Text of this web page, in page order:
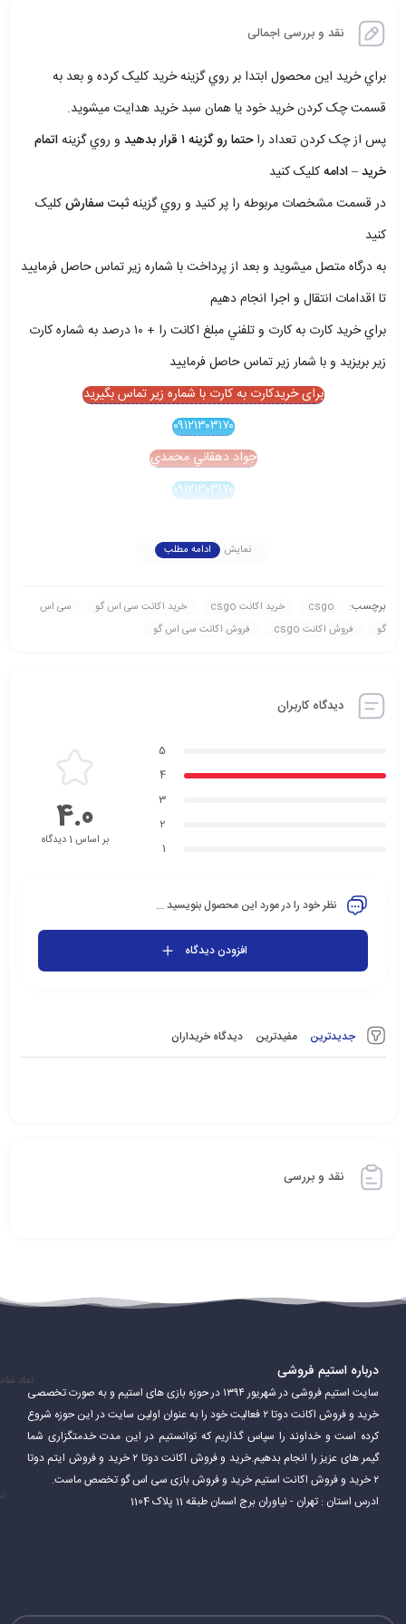
نقد و بررسی اجمالی
براي خريد اين محصول ابتدا بر روي گزينه خريد کليک کرده و بعد به
قسمت چک کردن خريد خود يا همان سبد خريد هدايت ميشويد.
پس از چک کردن تعداد راحتما رو گزينه ۱ قرار بدهيد و روي گزينهاتمام
خريد – ادامهکليک کنيد
در قسمت مشخصات مربوطه را پر کنيد و روي گزينهثبت سفارشکليک
کنيد
به درگاه متصل ميشويد و بعد از پرداخت با شماره زير تماس حاصل فرماييد
تا اقدامات انتقال و اجرا انجام دهيم
براي خريد کارت به کارت و تلفني مبلغ اکانت را + ۱۰ درصد به شماره کارت
زير بريزيد و با شمار زير تماس حاصل فرماييد
برای خریدکارت به کارت با شماره زیر تماس بگیرید
۰۹۱۲۱۳۰۳۱۷۰
جواد دهقاني محمدي
۰۹۱۲۱۳۰۳۱۷۰
نمایش ادامه مطلب
برچسب: csgo خرید اکانت csgo خرید اکانت سی اس گو
سی اس
گو
فروش اکانت csgo فروش اکانت سی اس گو
دیدگاه کاربران
جدیدترین مفیدترین دیدگاه خریداران
5
4
3
2
1
4.0بر اساس 1 دیدگاه
نظر خود را در مورد این محصول بنویسید ...
افزودن دیدگاه
نقد و بررسی
درباره استیم فروشی
سایت استیم فروشی در شهریور ۱۳۹۴ در حوزه بازی های استیم و به صورت تخصصی
خرید و فروش اکانت دوتا ۲ فعالیت خود را به عنوان اولین سایت در این حوزه شروع
کرده است و خداوند را سپاس گذاریم که توانستیم در این مدت خدمتگزاری شما
گیمر های عزیز را انجام بدهیم.خرید و فروش اکانت دوتا ۲ خرید و فروش ایتم دوتا
۲ خرید و فروش اکانت استیم خرید و فروش بازی سی اس گو تخصص ماست.
ادرس استان : تهران - نیاوران برج اسمان طبقه 11 پلاک 1104
نماد